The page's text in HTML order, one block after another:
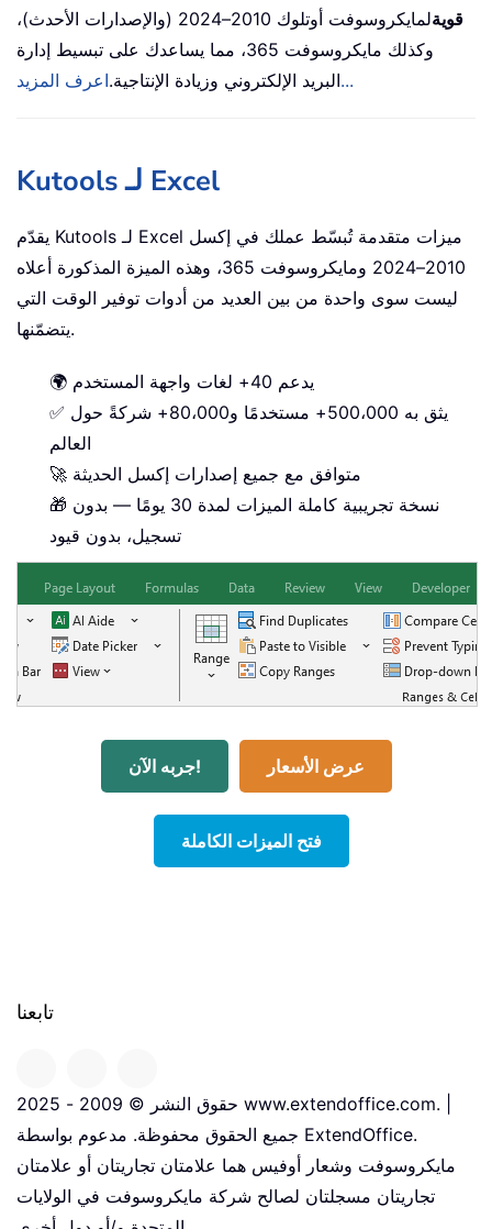
قوية
لمايكروسوفت أوتلوك 2010–2024 (والإصدارات الأحدث)،
وكذلك مايكروسوفت 365، مما يساعدك على تبسيط إدارة
البريد الإلكتروني وزيادة الإنتاجية.اعرف المزيد...
Kutools لـ Excel
يقدّم Kutools لـ Excel ميزات متقدمة تُبسّط عملك في إكسل
2010–2024 ومايكروسوفت 365، وهذه الميزة المذكورة أعلاه
ليست سوى واحدة من بين العديد من أدوات توفير الوقت التي
يتضمّنها.
🌍 يدعم 40+ لغات واجهة المستخدم
✅ يثق به 500،000+ مستخدمًا و80،000+ شركةً حول
العالم
🚀 متوافق مع جميع إصدارات إكسل الحديثة
🎁 نسخة تجريبية كاملة الميزات لمدة 30 يومًا — بدون
تسجيل، بدون قيود
جربه الآن! عرض الأسعار
فتح الميزات الكاملة
تابعنا
حقوق النشر © 2009 - 2025 www.extendoffice.com. |
جميع الحقوق محفوظة. مدعوم بواسطة ExtendOffice.
مايكروسوفت وشعار أوفيس هما علامتان تجاريتان أو علامتان
تجاريتان مسجلتان لصالح شركة مايكروسوفت في الولايات